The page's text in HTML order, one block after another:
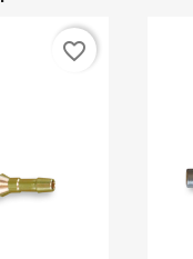
favorite_border